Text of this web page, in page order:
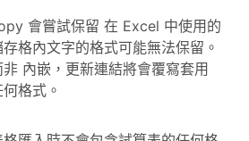
會嘗試保留 在 Excel 中使用的
格內文字的格式可能無法保留。
內嵌，更新連結將會覆寫套用
格式。